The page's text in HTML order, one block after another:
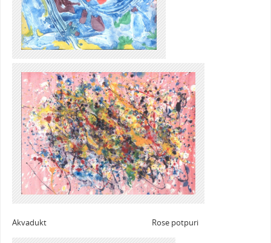
Akvadukt Rose potpuri